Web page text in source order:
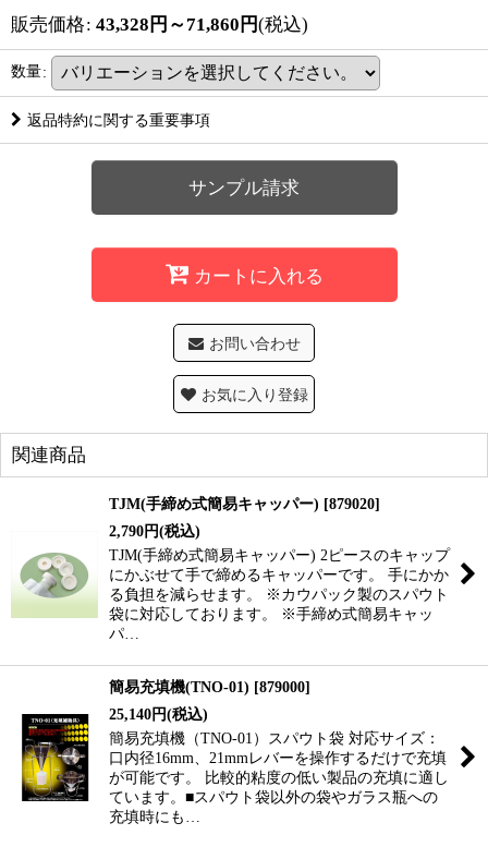
販売価格: 43,328 円 ～71,860 円(税込)
数量:
返品特約に関する重要事項
サンプル請求
カートに入れる
お問い合わせ
お気に入り登録
関連商品
TJM(手締め式簡易キャッパー) [879020]
2,790円(税込)
TJM(手締め式簡易キャッパー) 2ピースのキャップ
にかぶせて手で締めるキャッパーです。 手にかか
る負担を減らせます。 ※カウパック製のスパウト
袋に対応しております。 ※手締め式簡易キャッ
パ…
簡易充填機(TNO-01) [879000]
25,140円(税込)
簡易充填機（TNO-01）スパウト袋 対応サイズ：
口内径16mm、21mmレバーを操作するだけで充填
が可能です。 比較的粘度の低い製品の充填に適し
ています。■スパウト袋以外の袋やガラス瓶への
充填時にも…